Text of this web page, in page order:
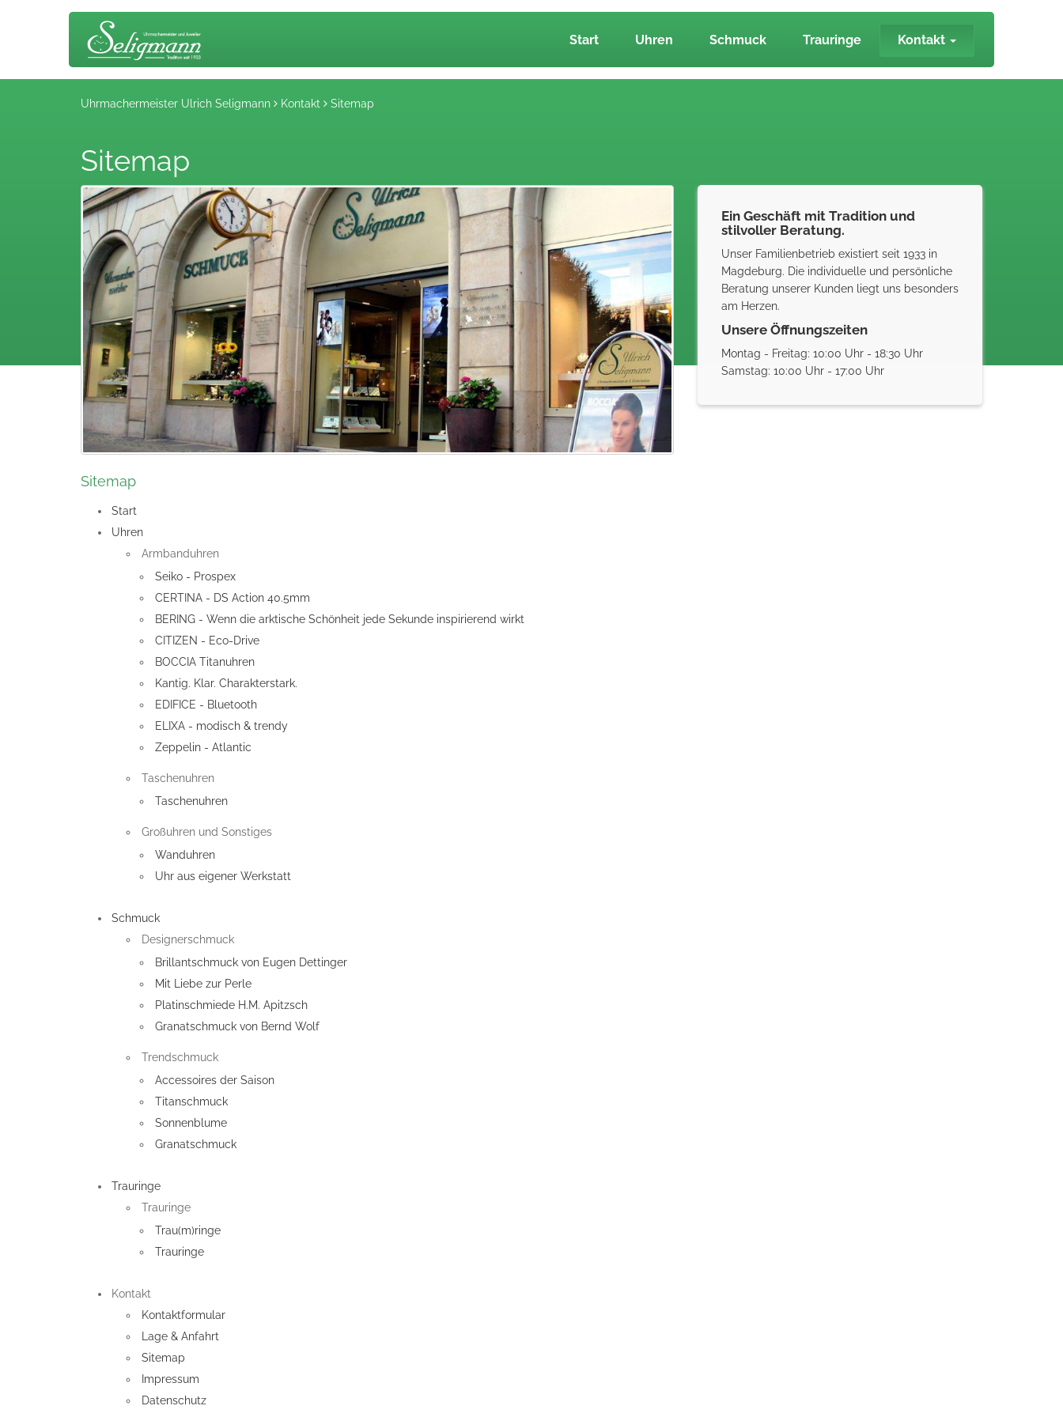
Start Uhren Schmuck Trauringe Kontakt
Uhrmachermeister Ulrich Seligmann Kontakt Sitemap
Sitemap
Ein Geschäft mit Tradition und
stilvoller Beratung.
Unser Familienbetrieb existiert seit 1933 in
Magdeburg. Die individuelle und persönliche
Beratung unserer Kunden liegt uns besonders
am Herzen.
Unsere Öffnungszeiten
Montag - Freitag: 10:00 Uhr - 18:30 Uhr
Samstag: 10:00 Uhr - 17:00 Uhr
Sitemap
Start
Uhren
Armbanduhren
Seiko - Prospex
CERTINA - DS Action 40.5mm
BERING - Wenn die arktische Schönheit jede Sekunde inspirierend wirkt
CITIZEN - Eco-Drive
BOCCIA Titanuhren
Kantig. Klar. Charakterstark.
EDIFICE - Bluetooth
ELIXA - modisch & trendy
Zeppelin - Atlantic
Taschenuhren
Taschenuhren
Großuhren und Sonstiges
Wanduhren
Uhr aus eigener Werkstatt
Schmuck
Designerschmuck
Brillantschmuck von Eugen Dettinger
Mit Liebe zur Perle
Platinschmiede H.M. Apitzsch
Granatschmuck von Bernd Wolf
Trendschmuck
Accessoires der Saison
Titanschmuck
Sonnenblume
Granatschmuck
Trauringe
Trauringe
Trau(m)ringe
Trauringe
Kontakt
Kontaktformular
Lage & Anfahrt
Sitemap
Impressum
Datenschutz